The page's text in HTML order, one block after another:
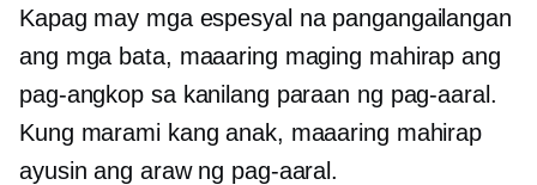
Kapag may mga espesyal na pangangailangan
ang mga bata, maaaring maging mahirap ang
pag-angkop sa kanilang paraan ng pag-aaral.
Kung marami kang anak, maaaring mahirap
ayusin ang araw ng pag-aaral.